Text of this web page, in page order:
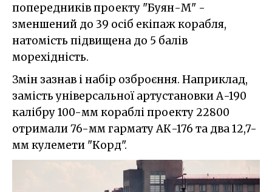
попередників проекту "Буян-М" -
зменшений до 39 осіб екіпаж корабля,
натомість підвищена до 5 балів
морехідність.
Змін зазнав і набір озброєння. Наприклад,
замість універсальної артустановки А-190
калібру 100-мм кораблі проекту 22800
отримали 76-мм гармату АК-176 та два 12,7-
мм кулемети "Корд".